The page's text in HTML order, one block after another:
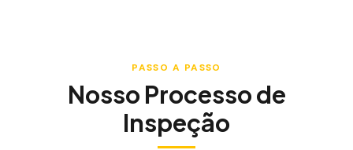
PASSO A PASSO
Nosso Processo de
Inspeção